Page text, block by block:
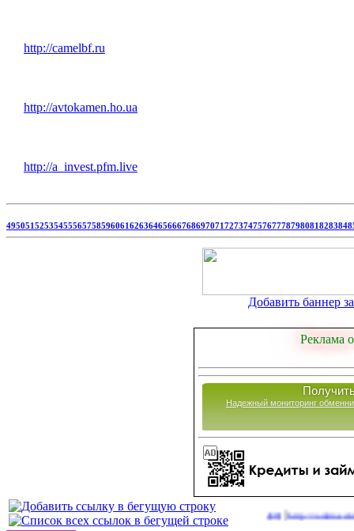
http://camelbf.ru
http://avtokamen.ho.ua
http://a_invest.pfm.live
495051525354555657585960616263646566676869707172737475767778798081828384
Добавить баннер
Реклама
Надежный мониторинг
Сайты для заработка в 2026 году http://onlinevideos.cc/